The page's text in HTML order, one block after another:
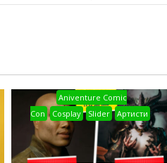
Aniventure Comic
Con
Cosplay Slider Артисти